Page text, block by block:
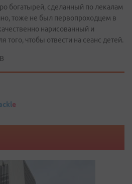
богатырей, сделанный по лекалам
тоже не был первопроходцем в
нарисованный и
того, чтобы отвести на сеанс детей.
e